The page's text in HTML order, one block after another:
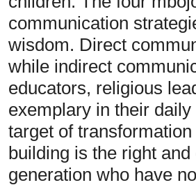
communication
wisdom. Direct
while indirect
educators, religious
exemplary in their
target of
building is the right
generation who have